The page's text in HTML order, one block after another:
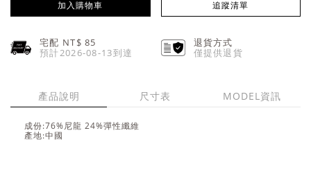
加入購物車 追蹤清單
宅配 NT$85
預計2026-08-13到達
退貨方式
僅提供退貨
產品說明 尺寸表 MODEL資訊
成份:76%尼龍 24%彈性纖維
產地:中國